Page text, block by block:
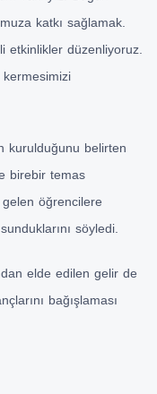
katkı sağlamak.
etkinlikler düzenliyoruz.
kurulduğunu belirten
birebir temas
gelen öğrencilere
söyledi.
elde edilen gelir de
bağışlaması